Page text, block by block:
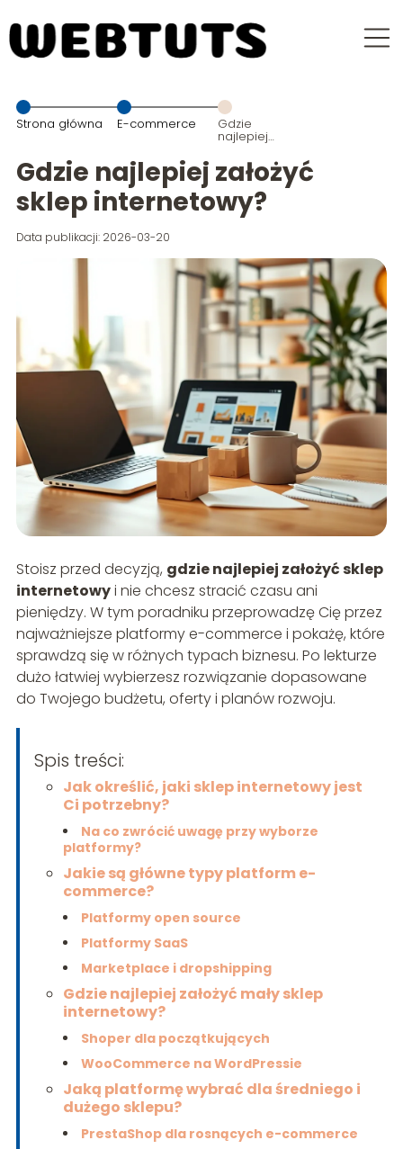
Strona główna E-commerce Gdzie
najlepiej
internetowy?
Gdzie najlepiej założyć
sklep internetowy?
Data publikacji: 2026-03-20
Stoisz przed decyzją, gdzie najlepiej założyć sklep
internetowyi nie chcesz stracić czasu ani
pieniędzy. W tym poradniku przeprowadzę Cię przez
najważniejsze platformy e-commerce i pokażę, które
sprawdzą się w różnych typach biznesu. Po lekturze
dużo łatwiej wybierzesz rozwiązanie dopasowane
do Twojego budżetu, oferty i planów rozwoju.
Spis treści:
Jak określić, jaki sklep internetowy jest
Ci potrzebny?
Na co zwrócić uwagę przy wyborze
platformy?
Jakie są główne typy platform e-
commerce?
Platformy open source
Platformy SaaS
Marketplace i dropshipping
Gdzie najlepiej założyć mały sklep
internetowy?
Shoper dla początkujących
WooCommerce na WordPressie
Jaką platformę wybrać dla średniego i
dużego sklepu?
PrestaShop dla rosnących e-commerce